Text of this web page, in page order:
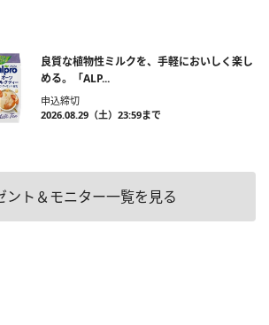
良質な植物性ミルクを、手軽においしく楽し
める。「ALP...
申込締切
2026.08.29（土）23:59まで
ント＆モニター一覧を見る